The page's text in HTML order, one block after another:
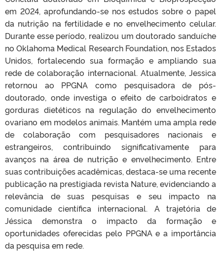
em 2024, aprofundando-se nos estudos sobre o papel
da nutrição na fertilidade e no envelhecimento celular.
Durante esse período, realizou um doutorado sanduíche
no Oklahoma Medical Research Foundation, nos Estados
Unidos, fortalecendo sua formação e ampliando sua
rede de colaboração internacional. Atualmente, Jessica
retornou ao PPGNA como pesquisadora de pós-
doutorado, onde investiga o efeito de carboidratos e
gorduras dietéticos na regulação do envelhecimento
ovariano em modelos animais. Mantém uma ampla rede
de colaboração com pesquisadores nacionais e
estrangeiros, contribuindo significativamente para
avanços na área de nutrição e envelhecimento. Entre
suas contribuições acadêmicas, destaca-se uma recente
publicação na prestigiada revista Nature, evidenciando a
relevância de suas pesquisas e seu impacto na
comunidade científica internacional. A trajetória de
Jéssica demonstra o impacto da formação e
oportunidades oferecidas pelo PPGNA e a importância
da pesquisa em rede.